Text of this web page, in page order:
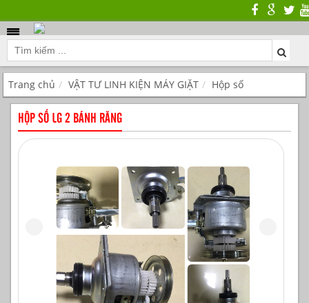
Trang chủ VẬT TƯ LINH KIỆN MÁY GIẶT Hộp số
HỘP SỐ LG 2 BÁNH RĂNG